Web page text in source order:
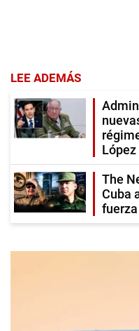
LEE ADEMÁS
The
Cuba